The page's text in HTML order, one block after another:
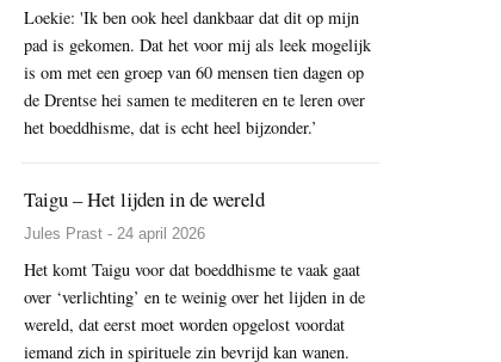
Loekie: 'Ik ben ook heel dankbaar dat dit op mijn
pad is gekomen. Dat het voor mij als leek mogelijk
is om met een groep van 60 mensen tien dagen op
de Drentse hei samen te mediteren en te leren over
het boeddhisme, dat is echt heel bijzonder.’
Taigu – Het lijden in de wereld
Jules Prast - 24 april 2026
Het komt Taigu voor dat boeddhisme te vaak gaat
over ‘verlichting’ en te weinig over het lijden in de
wereld, dat eerst moet worden opgelost voordat
iemand zich in spirituele zin bevrijd kan wanen.